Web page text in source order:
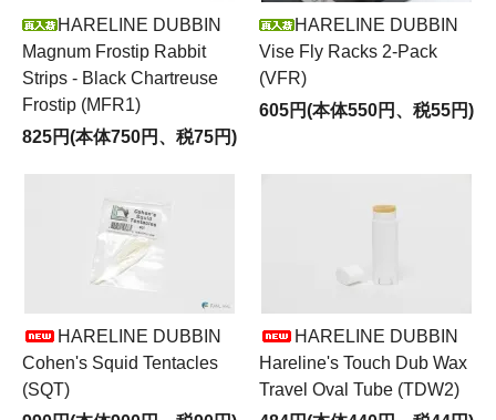
HARELINE DUBBIN
Magnum Frostip Rabbit
Strips - Black Chartreuse
Frostip (MFR1)
825円(本体750円、税75円)
HARELINE DUBBIN
Vise Fly Racks 2-Pack
(VFR)
605円(本体550円、税55円)
HARELINE DUBBIN
Cohen's Squid Tentacles
(SQT)
HARELINE DUBBIN
Hareline's Touch Dub Wax
Travel Oval Tube (TDW2)